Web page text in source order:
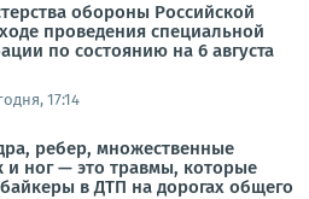
обороны Российской
проведения специальной
по состоянию на 6 августа
17:14
ребер, множественные
и ног — это травмы, которые
в ДТП на дорогах общего